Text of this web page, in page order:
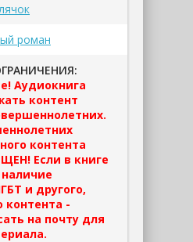
роман
Аудиокнига
контент
контента
Если в книге
и другого,
контента -
на почту для